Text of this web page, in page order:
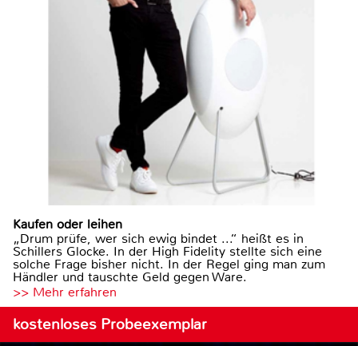
Kaufen oder leihen
„Drum prüfe, wer sich ewig bindet ...“ heißt es in
Schillers Glocke. In der High Fidelity stellte sich eine
solche Frage bisher nicht. In der Regel ging man zum
Händler und tauschte Geld gegen Ware.
>> Mehr erfahren
kostenloses Probeexemplar